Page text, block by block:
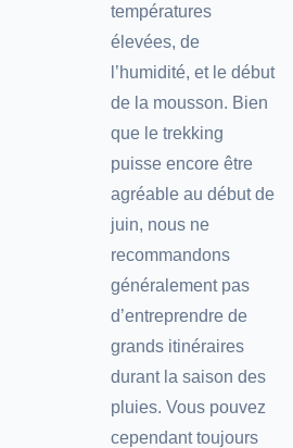
températures
élevées, de
l’humidité, et le début
de la mousson. Bien
que le trekking
puisse encore être
agréable au début de
juin, nous ne
recommandons
généralement pas
d’entreprendre de
grands itinéraires
durant la saison des
pluies. Vous pouvez
cependant toujours